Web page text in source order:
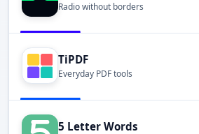
Radio without borders
TiPDF
Everyday PDF tools
5 Letter Words